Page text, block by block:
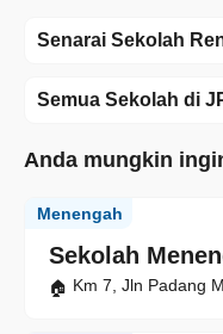
Senarai Sekolah
Semua Sekolah di
Anda mungkin
Sekolah
Menengah
Km 7, Jln Padang